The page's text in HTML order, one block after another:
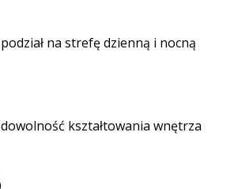
podział na strefę dzienną i nocną
dowolność kształtowania wnętrza